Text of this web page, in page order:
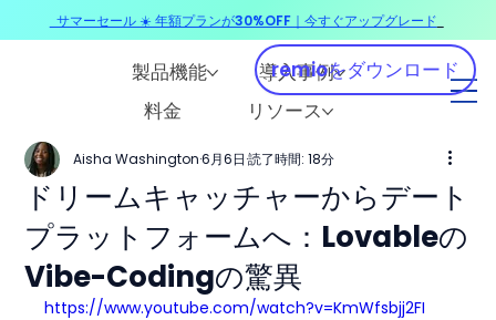
製品機能
導入事例
料金
リソース
remioをダウンロード
ドリームキャッチャーからデート
プラットフォームへ：Lovableの
Vibe-Codingの驚異
Aisha Washington 6月6日 読了時間: 18分
https://www.youtube.com/watch?v=KmWfsbjj2FI
サマーセール ☀️ 年額プランが30%OFF｜今すぐアップグレード